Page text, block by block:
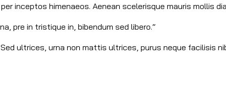
inceptos himenaeos. Aenean scelerisque mauris mollis
pre in tristique in, bibendum sed libero.”
ultrices, urna non mattis ultrices, purus neque facilisis